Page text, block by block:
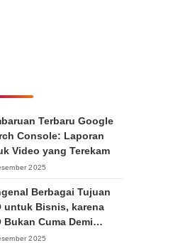
Terbaru Google
Console: Laporan
Video yang Terekam
2025
Berbagai Tujuan
untuk Bisnis, karena
Bukan Cuma Demi
2025